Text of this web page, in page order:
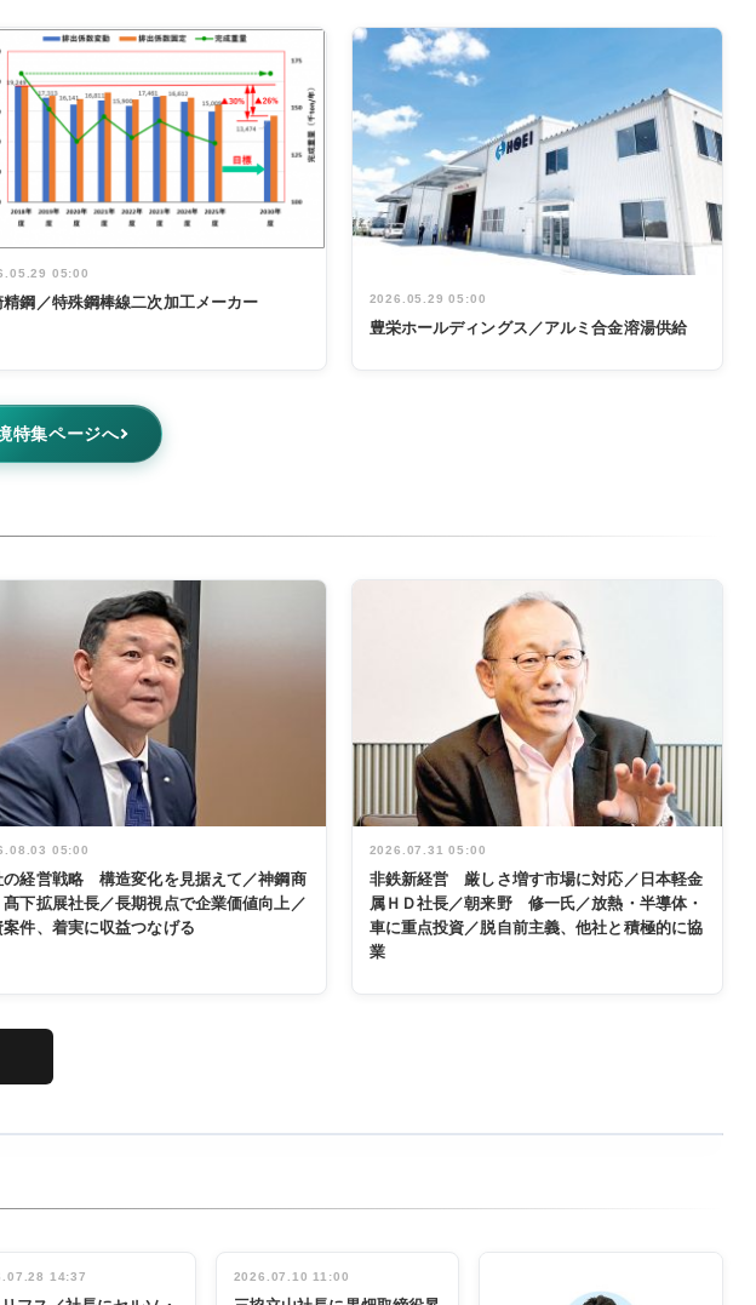
05:00
精鋼／特殊鋼棒線二次加工メーカー 2026.05.29 05:00
豊栄ホールディングス／アルミ合金溶湯供給
特集ページへ
05:00
の経営戦略 構造変化を見据えて／神鋼商
下拡展社長／長期視点で企業価値向上／
案件、着実に収益つなげる
2026.07.31 05:00
非鉄新経営 厳しさ増す市場に対応／日本軽金
属ＨＤ社長／朝来野 修一氏／放熱・半導体・
車に重点投資／脱自前主義、他社と積極的に協
業
う 業界
者ら220
14:37 2026.07.10 11:00